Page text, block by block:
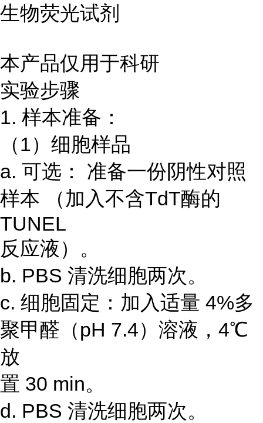
生物荧光试剂
本产品仅用于科研
实验步骤
1. 样本准备：
（1）细胞样品
a. 可选： 准备一份阴性对照
样本 （加入不含TdT酶的
TUNEL
反应液）。
b. PBS 清洗细胞两次。
c. 细胞固定：加入适量 4%多
聚甲醛（pH 7.4）溶液，4℃
放
置 30 min。
d. PBS 清洗细胞两次。